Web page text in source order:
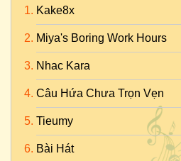
Kake8x
Miya's Boring Work Hours
Nhac Kara
Câu Hứa Chưa Trọn Vẹn
Tieumy
Bài Hát